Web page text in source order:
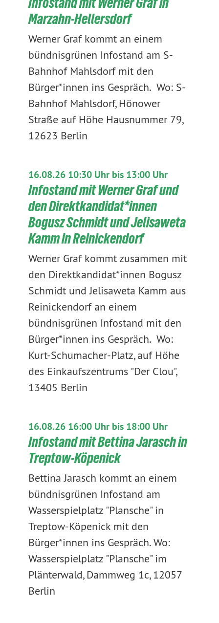
Marzahn-Hellersdorf
Werner Graf kommt an einem
bündnisgrünen Infostand am S-
Bahnhof Mahlsdorf mit den
Bürger*innen ins Gespräch. Wo: S-
Bahnhof Mahlsdorf, Hönower
Straße auf Höhe Hausnummer 79,
12623 Berlin
16.08.26 10:30 Uhr bis 13:00 Uhr
Infostand mit Werner Graf und
den Direktkandidat*innen
Bogusz Schmidt und Jelisaweta
Kamm in Reinickendorf
Werner Graf kommt zusammen mit
den Direktkandidat*innen Bogusz
Schmidt und Jelisaweta Kamm aus
Reinickendorf an einem
bündnisgrünen Infostand mit den
Bürger*innen ins Gespräch. Wo:
Kurt-Schumacher-Platz, auf Höhe
des Einkaufszentrums "Der Clou",
13405 Berlin
16.08.26 16:00 Uhr bis 18:00 Uhr
Infostand mit Bettina Jarasch in
Treptow-Köpenick
Bettina Jarasch kommt an einem
bündnisgrünen Infostand am
Wasserspielplatz "Plansche" in
Treptow-Köpenick mit den
Bürger*innen ins Gespräch. Wo:
Wasserspielplatz "Plansche" im
Plänterwald, Dammweg 1c, 12057
Berlin